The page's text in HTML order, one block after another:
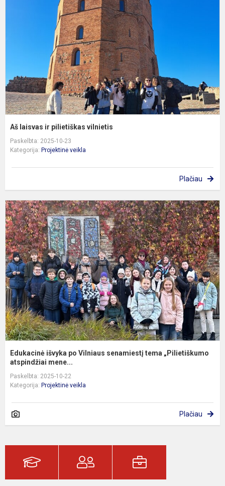
Aš laisvas ir pilietiškas vilnietis
Paskelbta: 2025-10-23
Kategorija: Projektinė veikla
Plačiau
Edukacinė išvyka po Vilniaus senamiestį tema „Pilietiškumo
atspindžiai mene...
Paskelbta: 2025-10-22
Kategorija: Projektinė veikla
Plačiau